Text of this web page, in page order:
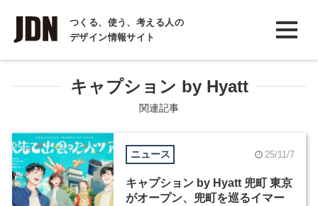
つくる、使う、考える人の
デザイン情報サイト
INTERVIEW
インタビュー
REPORT
COLUMN
コラム
キャプション by Hyatt
関連記事
ニュース 25/11/7
キャプション by Hyatt 兜町 東京
がオープン、兜町を巡るイマー